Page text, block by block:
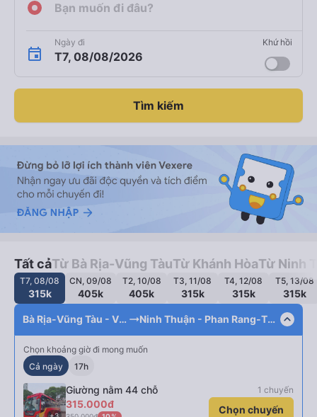
Bạn muốn đi đâu?
Ngày đi
T7, 08/08/2026
Khứ hồi
Tìm kiếm
Tất cảTừ Bà Rịa-Vũng TàuTừ Khánh HòaTừ Ninh
T7, 08/08
315k
CN, 09/08
405k
T2, 10/08
405k
T3, 11/08
315k
T4, 12/08
315k
T5, 13/08
315k
Bà Rịa-Vũng Tàu - Vũng Tàu Ninh Thuận - Phan Rang-Tháp Chàm expand_less
Chọn khoảng giờ đi mong muốn
Cả ngày
17h
Giường nằm 44 chỗ 1 chuyến
315.000đ Chọn chuyến